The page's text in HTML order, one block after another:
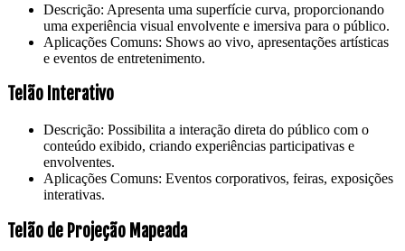
Descrição: Apresenta uma superfície curva, proporcionando
uma experiência visual envolvente e imersiva para o público.
Aplicações Comuns: Shows ao vivo, apresentações artísticas
e eventos de entretenimento.
Telão Interativo
Descrição: Possibilita a interação direta do público com o
conteúdo exibido, criando experiências participativas e
envolventes.
Aplicações Comuns: Eventos corporativos, feiras, exposições
interativas.
Telão de Projeção Mapeada